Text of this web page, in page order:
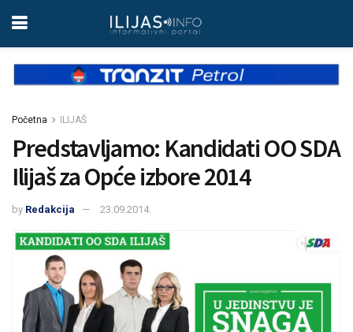
Početna ILIJAŠ
Predstavljamo: Kandidati OO SDA
Ilijaš za Opće izbore 2014
by Redakcija 23.09.2014.